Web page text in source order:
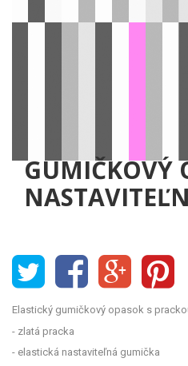
GUMIČKOVÝ
Elastický gumičkový opasok s
- zlatá pracka
- elastická nastaviteľná gumička